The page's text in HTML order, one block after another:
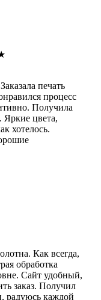
печать
процесс
Получила
Яркие цвета,
хотелось.
Как всегда,
обработка
Сайт удобный,
заказ. Получил
радуюсь каждой